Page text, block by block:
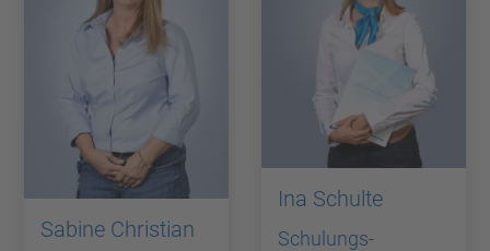
Sabine Christian
Ina Schulte
Schulungs-